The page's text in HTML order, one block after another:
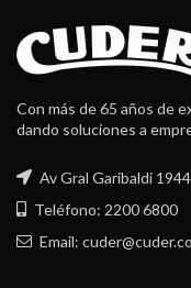
Con más de 65 años de
dando soluciones a
Av Gral Garibaldi
Teléfono: 2200 6800
Email: